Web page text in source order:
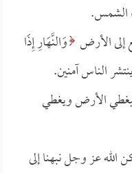
إلى الأرض وَالنَّهَارِ إِذَا
الناس آمنين.
فيغطي الأرض ويغطي
الله عز وجل نبهنا إلى